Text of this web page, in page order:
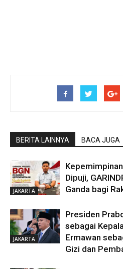
BERITA LAINNYA BACA JUGA
JAKARTA
Dipuji,
Ganda bagi
JAKARTA
Presiden
sebagai
Ermawan
Gizi dan